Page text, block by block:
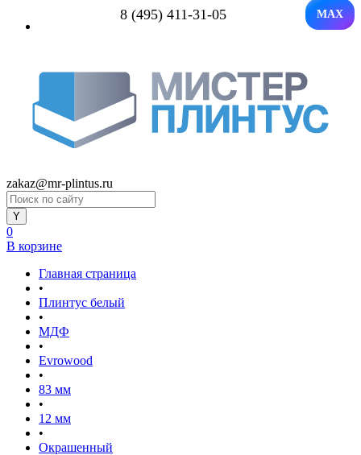
8 (495) 411-31-05 MAX
zakaz@mr-plintus.ru
0
В корзине
Главная страница
•
Плинтус белый
•
МДФ
•
Evrowood
•
83 мм
•
12 мм
•
Окрашенный